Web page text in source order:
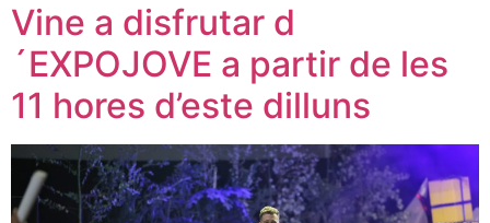
Vine a disfrutar d
´EXPOJOVE a partir de les
11 hores d’este dilluns